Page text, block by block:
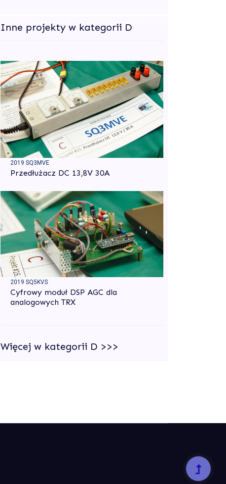
Inne projekty w kategorii D
2019 SQ3MVE
Przedłużacz DC 13,8V 30A
2019 SQ5KVS
Cyfrowy moduł DSP AGC dla
analogowych TRX
Więcej w kategorii D >>>